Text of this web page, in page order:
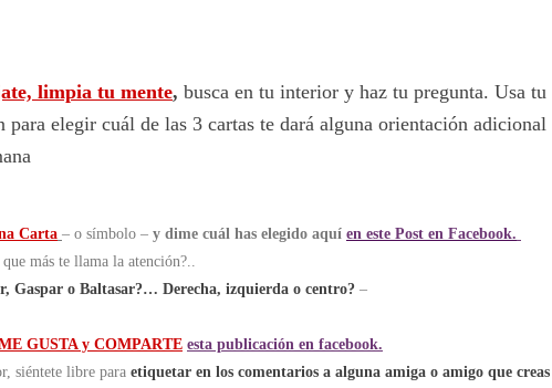
limpia tu mente, busca en tu interior y haz tu pregunta. Usa tu
para elegir cuál de las 3 cartas te dará alguna orientación adicional
Carta – o símbolo – y dime cuál has elegido aquí en este Post en Facebook.
más te llama la atención?..
Gaspar o Baltasar?… Derecha, izquierda o centro? –
GUSTA y COMPARTE esta publicación en facebook.
siéntete libre para etiquetar en los comentarios a alguna amiga o amigo que